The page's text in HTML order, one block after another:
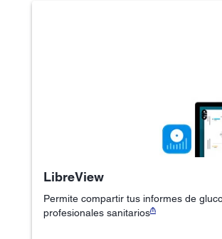
LibreView
Permite compartir tus informes de
profesionales sanitarios₼